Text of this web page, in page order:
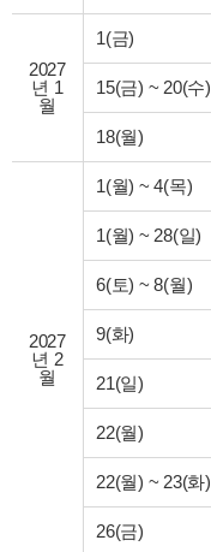
2027
년 1
월
1(금)
15(금) ~ 20(수)
18(월)
2027
년 2
월
1(월) ~ 4(목)
1(월) ~ 28(일)
6(토) ~ 8(월)
9(화)
21(일)
22(월)
22(월) ~ 23(화)
26(금)